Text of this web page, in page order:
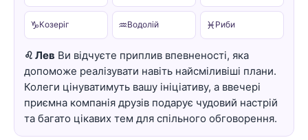
♑Козеріг ♒Водолій ♓ Риби
♌ Лев Ви відчуєте приплив впевненості, яка
допоможе реалізувати навіть найсміливіші плани.
Колеги цінуватимуть вашу ініціативу, а ввечері
приємна компанія друзів подарує чудовий настрій
та багато цікавих тем для спільного обговорення.